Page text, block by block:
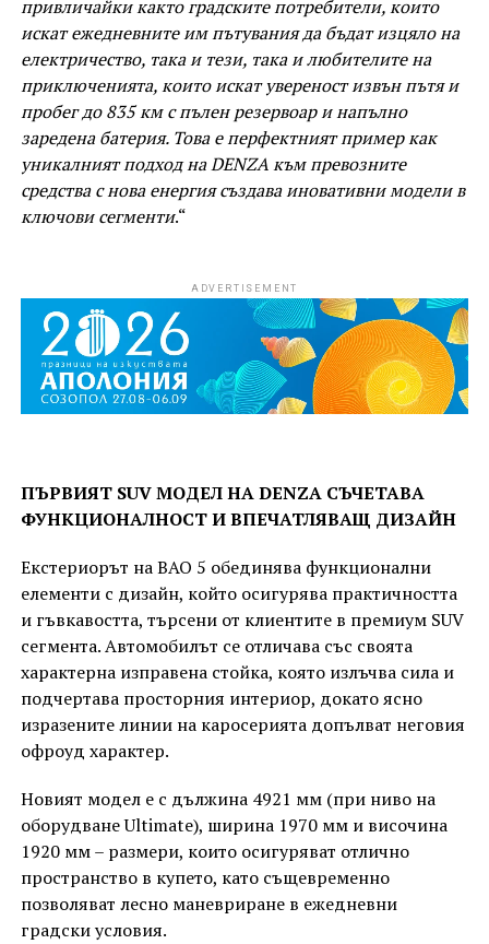
привличайки както градските потребители, които
искат ежедневните им пътувания да бъдат изцяло на
електричество, така и тези, така и любителите на
приключенията, които искат увереност извън пътя и
пробег до 835 км с пълен резервоар и напълно
заредена батерия. Това е перфектният пример как
уникалният подход на DENZA към превозните
средства с нова енергия създава иновативни модели в
ключови сегменти.“
ADVERTISEMENT
ПЪРВИЯТ SUV МОДЕЛ НА DENZA СЪЧЕТАВА
ФУНКЦИОНАЛНОСТ И ВПЕЧАТЛЯВАЩ ДИЗАЙН
Екстериорът на BAO 5 обединява функционални
елементи с дизайн, който осигурява практичността
и гъвкавостта, търсени от клиентите в премиум SUV
сегмента. Автомобилът се отличава със своята
характерна изправена стойка, която излъчва сила и
подчертава просторния интериор, докато ясно
изразените линии на каросерията допълват неговия
офроуд характер.
Новият модел е с дължина 4921 мм (при ниво на
оборудване Ultimate), ширина 1970 мм и височина
1920 мм – размери, които осигуряват отлично
пространство в купето, като същевременно
позволяват лесно маневриране в ежедневни
градски условия.